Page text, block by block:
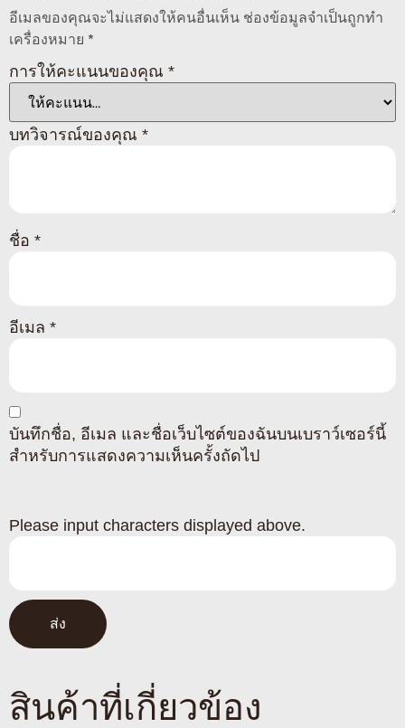
อีเมลของคุณจะไม่แสดงให้คนอื่นเห็น ช่องข้อมูลจำเป็นถูกทำ
เครื่องหมาย *
การให้คะแนนของคุณ *
บทวิจารณ์ของคุณ *
ชื่อ *
อีเมล *
บันทึกชื่อ, อีเมล และชื่อเว็บไซต์ของฉันบนเบราว์เซอร์นี้
สำหรับการแสดงความเห็นครั้งถัดไป
Please input characters displayed above.
สินค้าที่เกี่ยวข้อง